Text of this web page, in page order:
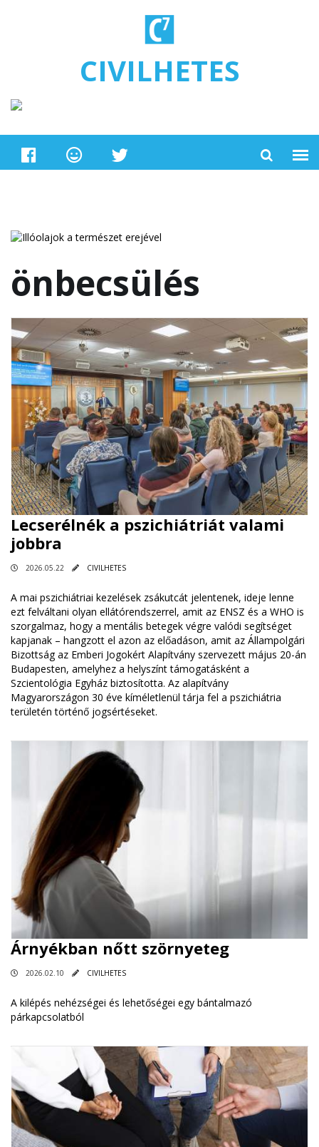
CIVILHETES
önbecsülés
Lecserélnék a pszichiátriát valami
jobbra
2026.05.22 CIVILHETES
A mai pszichiátriai kezelések zsákutcát jelentenek, ideje lenne
ezt felváltani olyan ellátórendszerrel, amit az ENSZ és a WHO is
szorgalmaz, hogy a mentális betegek végre valódi segítséget
kapjanak – hangzott el azon az előadáson, amit az Állampolgári
Bizottság az Emberi Jogokért Alapítvány szervezett május 20-án
Budapesten, amelyhez a helyszínt támogatásként a
Szcientológia Egyház biztosította. Az alapítvány
Magyarországon 30 éve kíméletlenül tárja fel a pszichiátria
területén történő jogsértéseket.
Árnyékban nőtt szörnyeteg
2026.02.10 CIVILHETES
A kilépés nehézségei és lehetőségei egy bántalmazó
párkapcsolatból